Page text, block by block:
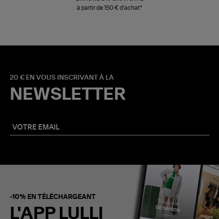
à partir de 150 € d'achat*
20 € EN VOUS INSCRIVANT À LA
NEWSLETTER
-10% EN TÉLÉCHARGEANT
L'APP LULLI